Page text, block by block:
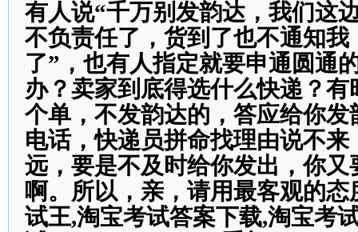
有人说“千万别发韵达，我们这
不负责任了，货到了也不通知我
了”，也有人指定就要申通圆通
办？卖家到底得选什么快递？
个单，不发韵达的，答应给你发
电话，快递员拼命找理由说不来
远，要是不及时给你发出，你又
啊。所以，亲，请用最客观的
试王,淘宝考试答案下载,淘宝考